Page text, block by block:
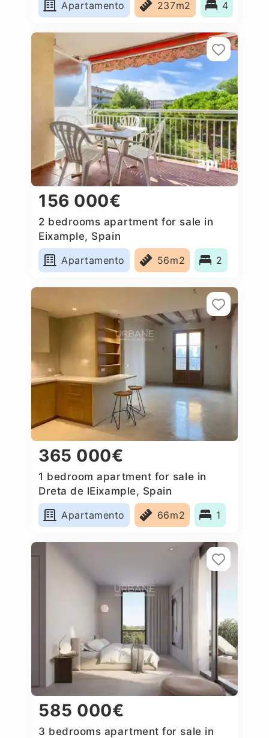
Apartamento 237m2 4
156 000€
2 bedrooms apartment for sale in
Eixample, Spain
Apartamento
56m2 2
365 000€
1 bedroom apartment for sale in
Dreta de lEixample, Spain
Apartamento
66m2 1
585 000€
3 bedrooms apartment for sale in